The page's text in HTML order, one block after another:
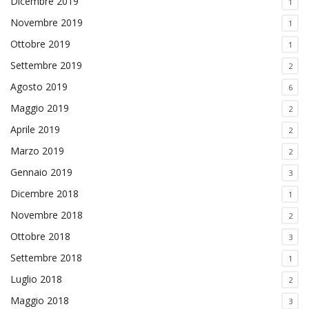
Novembre 2019 1
Ottobre 2019 1
Settembre 2019 2
Agosto 2019 6
Maggio 2019 2
Aprile 2019 2
Marzo 2019 2
Gennaio 2019 3
Dicembre 2018 1
Novembre 2018 2
Ottobre 2018 3
Settembre 2018 1
Luglio 2018 2
Maggio 2018 3